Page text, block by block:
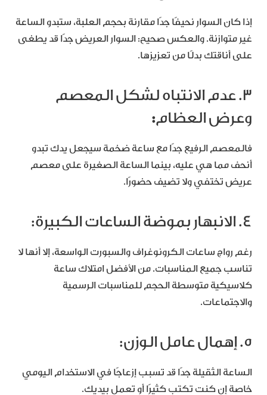
إذا كان السوار نحيفًا جدًا مقارنة بحجم العلبة، ستبدو الساعة
غير متوازنة. والعكس صحيح: السوار العريض جدًا قد يطغى
على أناقتك بدلًا من تعزيزها.
3. عدم الانتباه لشكل المعصم
وعرض العظام:
فالمعصم الرفيع جدًا مع ساعة ضخمة سيجعل يدك تبدو
أنحف مما هي عليه، بينما الساعة الصغيرة على معصم
عريض تختفي ولا تضيف حضورًا.
4. الانبهار بموضة الساعات الكبيرة:
رغم رواج ساعات الكرونوغراف والسبورت الواسعة، إلا أنها لا
تناسب جميع المناسبات. من الأفضل امتلاك ساعة
كلاسيكية متوسطة الحجم للمناسبات الرسمية
والاجتماعات.
5. إهمال عامل الوزن:
الساعة الثقيلة جدًا قد تسبب إزعاجًا في الاستخدام اليومي
خاصة إن كنت تكتب كثيرًا أو تعمل بيديك.